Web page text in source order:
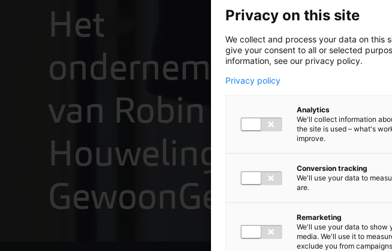
Het
ondernemersverhaal
van Robin van
Houwelingen van
GewoonGers
Privacy on this site
We collect and process your data on this
give your consent to all or selected
information, see our privacy policy.
Privacy policy
Analytics
We'll collect information
the site is used – what's
improve.
Conversion tracking
We'll use your data to
are.
Remarketing
We'll use your data to show
media. We'll use it to
exclude you from